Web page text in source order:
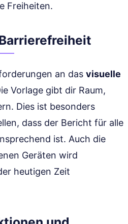
Freiheiten.
an das visuelle
Vorlage gibt dir Raum,
Dies ist besonders
dass der Bericht für alle
ist. Auch die
Geräten wird
heutigen Zeit